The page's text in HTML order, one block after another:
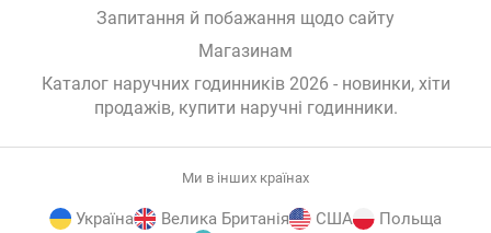
Запитання й побажання щодо сайту
Магазинам
Каталог наручних годинників 2026 - новинки, хіти
продажів, купити наручні годинники.
Ми в інших країнах
Україна Велика Британія США
Польща